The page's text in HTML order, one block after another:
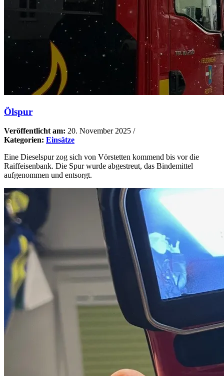
Ölspur
Veröffentlicht am: 20. November 2025 /
Kategorien: Einsätze
Eine Dieselspur zog sich von Vörstetten kommend bis vor die
Raiffeisenbank. Die Spur wurde abgestreut, das Bindemittel
aufgenommen und entsorgt.